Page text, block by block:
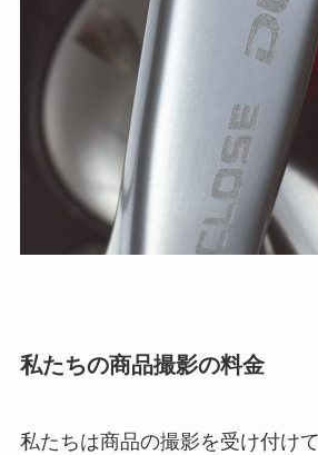
私たちの商品撮影の料金
私たちは商品の撮影を受け付け